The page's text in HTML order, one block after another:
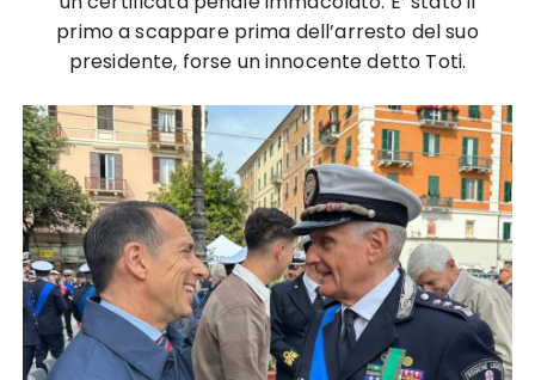
primo a scappare prima dell’arresto del suo
presidente, forse un innocente detto Toti.